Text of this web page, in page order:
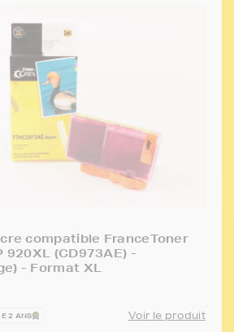
compatible FranceToner
920XL (CD973AE) -
- Format XL
2 ANS Voir le produit